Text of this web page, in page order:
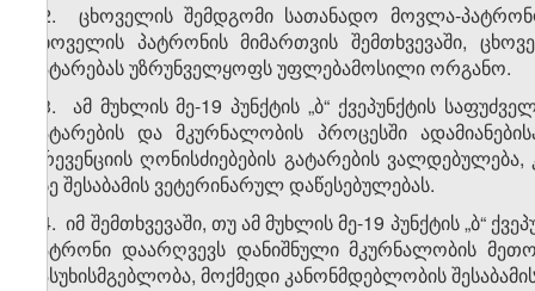
22. ცხოველის შემდგომი სათანადო მოვლა-
ცხოველის პატრონის მიმართვის შემთხვევაში,
ჩატარებას უზრუნველყოფს უფლებამოსილი ორგანო.
23. ამ მუხლის მე-19 პუნქტის „ბ“ ქვეპუნქტის
ჩატარების და მკურნალობის პროცესში
პრევენციის ღონისძიებების გატარების
ისე შესაბამის ვეტერინარულ დაწესებულებას.
24. იმ შემთხვევაში, თუ ამ მუხლის მე-19 პუნქტის „ბ“
პატრონი დაარღვევს დანიშნული მკურნალობის
პასუხისმგებლობა, მოქმედი კანონმდებლობის